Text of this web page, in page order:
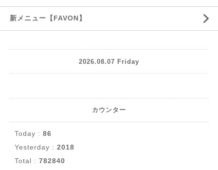
新メニュー【FAVON】
2026.08.07 Friday
カウンター
Today : 86
Yesterday : 2018
Total : 782840